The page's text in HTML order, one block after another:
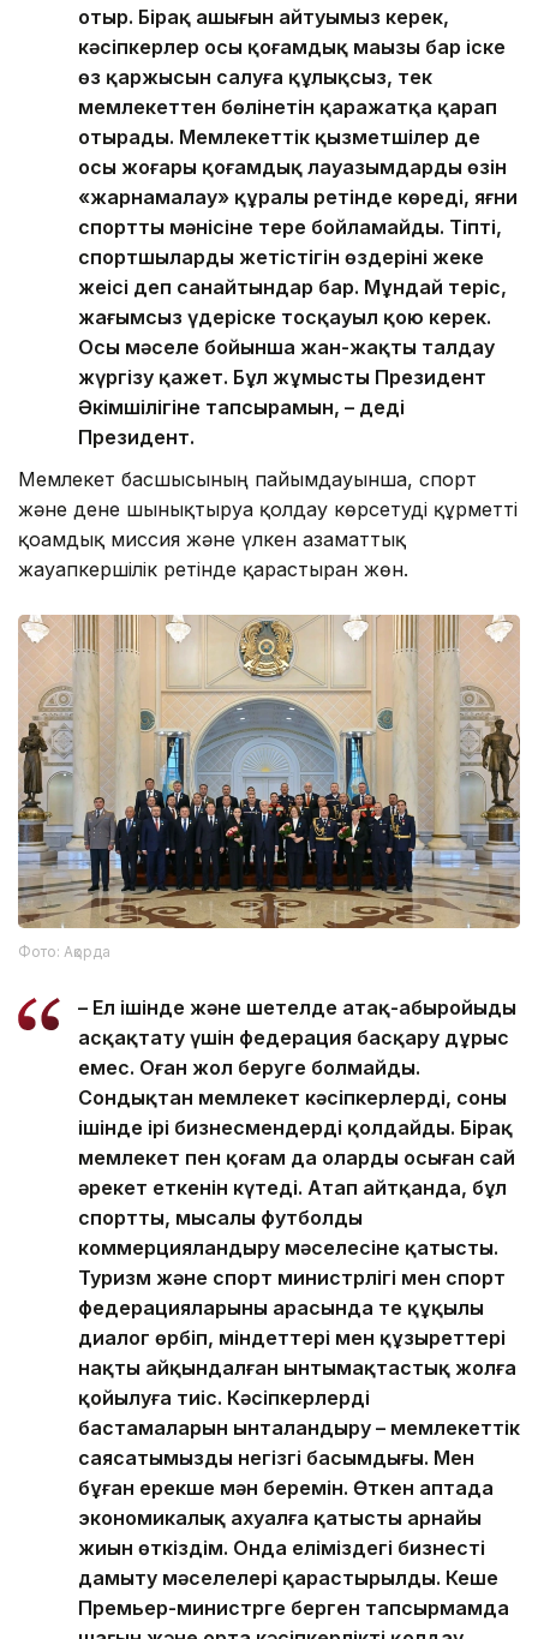
отыр. Бірақ ашығын айтуымыз керек,
кәсіпкерлер осы қоғамдық маңызы бар іске
өз қаржысын салуға құлықсыз, тек
мемлекеттен бөлінетін қаражатқа қарап
отырады. Мемлекеттік қызметшілер де
осы жоғары қоғамдық лауазымдарды өзін
«жарнамалау» құралы ретінде көреді, яғни
спорттың мәнісіне терең бойламайды. Тіпті,
спортшылардың жетістігін өздерінің жеке
жеңісі деп санайтындар бар. Мұндай теріс,
жағымсыз үдеріске тосқауыл қою керек.
Осы мәселе бойынша жан-жақты талдау
жүргізу қажет. Бұл жұмысты Президент
Әкімшілігіне тапсырамын, – деді
Президент.
Мемлекет басшысының пайымдауынша, спорт
және дене шынықтыруға қолдау көрсетуді құрметті
қоғамдық миссия және үлкен азаматтық
жауапкершілік ретінде қарастырған жөн.
Фото: Ақорда
– Ел ішінде және шетелде атақ-абыройыңды
асқақтату үшін федерация басқару дұрыс
емес. Оған жол беруге болмайды.
Сондықтан мемлекет кәсіпкерлерді, соның
ішінде ірі бизнесмендерді қолдайды. Бірақ
мемлекет пен қоғам да олардың осыған сай
әрекет еткенін күтеді. Атап айтқанда, бұл
спортты, мысалы футболды
коммерцияландыру мәселесіне қатысты.
Туризм және спорт министрлігі мен спорт
федерацияларының арасында тең құқылы
диалог өрбіп, міндеттері мен құзыреттері
нақты айқындалған ынтымақтастық жолға
қойылуға тиіс. Кәсіпкерлердің
бастамаларын ынталандыру – мемлекеттік
саясатымыздың негізгі басымдығы. Мен
бұған ерекше мән беремін. Өткен аптада
экономикалық ахуалға қатысты арнайы
жиын өткіздім. Онда еліміздегі бизнесті
дамыту мәселелері қарастырылды. Кеше
Премьер-министрге берген тапсырмамда